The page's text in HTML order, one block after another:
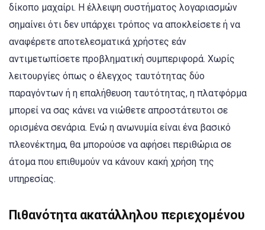
δίκοπο μαχαίρι. Η έλλειψη συστήματος λογαριασμών
σημαίνει ότι δεν υπάρχει τρόπος να αποκλείσετε ή να
αναφέρετε αποτελεσματικά χρήστες εάν
αντιμετωπίσετε προβληματική συμπεριφορά. Χωρίς
λειτουργίες όπως ο έλεγχος ταυτότητας δύο
παραγόντων ή η επαλήθευση ταυτότητας, η πλατφόρμα
μπορεί να σας κάνει να νιώθετε απροστάτευτοι σε
ορισμένα σενάρια. Ενώ η ανωνυμία είναι ένα βασικό
πλεονέκτημα, θα μπορούσε να αφήσει περιθώρια σε
άτομα που επιθυμούν να κάνουν κακή χρήση της
υπηρεσίας.
Πιθανότητα ακατάλληλου περιεχομένου